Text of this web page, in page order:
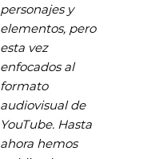
personajes y
elementos, pero
esta vez
enfocados al
formato
audiovisual de
YouTube. Hasta
ahora hemos